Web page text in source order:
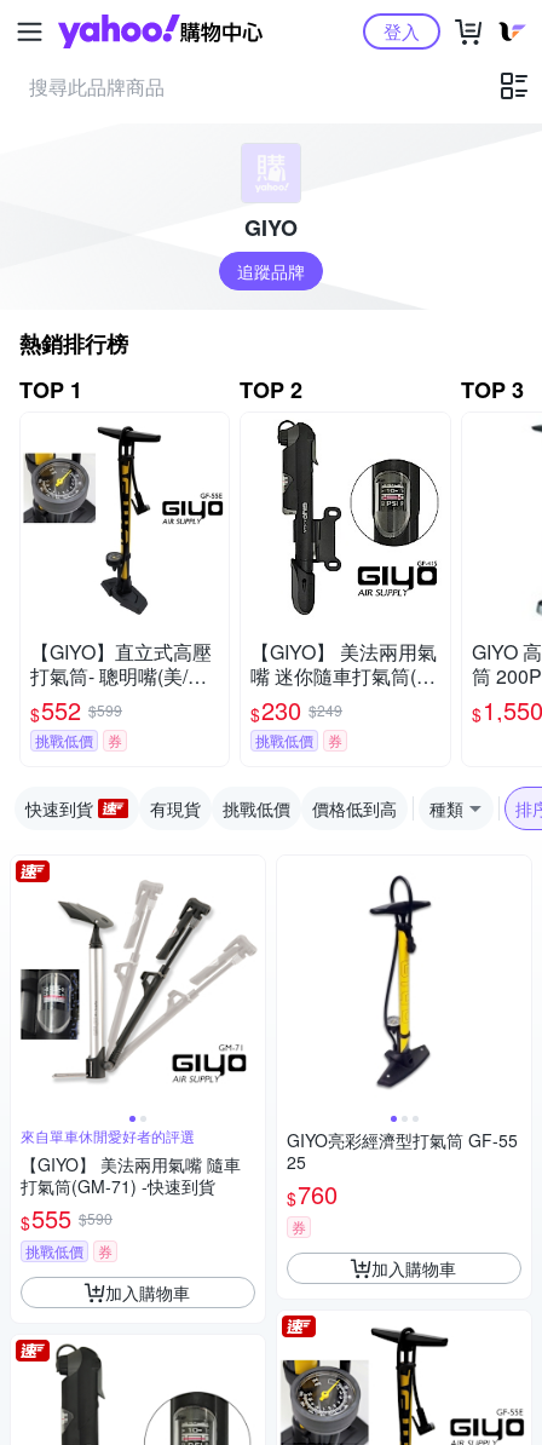
Yahoo購物中心登入
GIYO
追蹤品牌
熱銷排行榜
TOP 1
【GIYO】直立式高壓
打氣筒- 聰明嘴(美/法
嘴通用) GF-55E
$552 $599
挑戰低價
券
TOP 2
【GIYO】 美法兩用氣
嘴 迷你隨車打氣筒(G
P-41S)
$230 $249
挑戰低價
券
TOP 3
GIYO
筒
法兩
$1,550
快速到貨 有現貨 挑戰低價 價格低到高 種類 排
來自單車休閒愛好者的評選
【GIYO】 美法兩用氣嘴 隨車
打氣筒(GM-71) -快速到貨
$555 $590
挑戰低價
券
加入購物車
GIYO亮彩經濟型打氣筒 GF-55
25
$760
券
加入購物車